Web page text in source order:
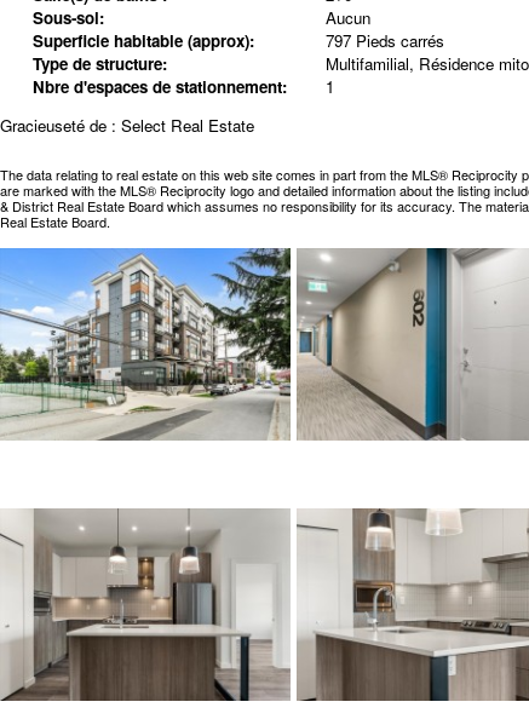
Sous-sol:
Aucun
Superficie habitable (approx):
797 Pieds carrés
Type de structure:
Multifamilial, Résidence
Nbre d'espaces de stationnement:
1
Gracieuseté de : Select Real Estate
The data relating to real estate on this web site comes in part from the MLS®
are marked with the MLS® Reciprocity logo and detailed information about the listing
& District Real Estate Board which assumes no responsibility for its accuracy. The
Real Estate Board.